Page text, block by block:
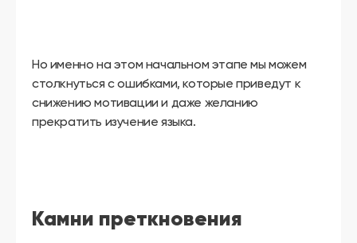
выборе?
Но именно на этом начальном этапе мы можем
столкнуться с ошибками, которые приведут к
снижению мотивации и даже желанию
прекратить изучение языка.
Камни преткновения